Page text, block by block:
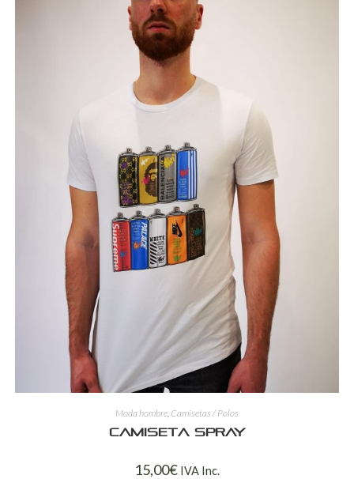
Moda hombre Camisetas / Polos
Camiseta spray
15,00€ IVA Inc.